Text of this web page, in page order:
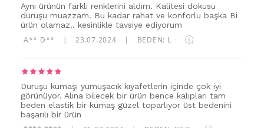
Aynı ürünün farklı renklerini aldım. Kalitesi dokusu
duruşu muazzam. Bu kadar rahat ve konforlu başka Bi
ürün olamaz.. kesinlikle tavsiye ediyorum
A** D** | 23.07.2024 | BEDEN: L ·
Duruşu kumaşı yumuşacık kıyafetlerin içinde çok iyi
görünüyor. Alına bilecek bir ürün bence kalıpları tam
beden elastik bir kumaş güzel toparlıyor üst bedenini
başarılı bir ürün